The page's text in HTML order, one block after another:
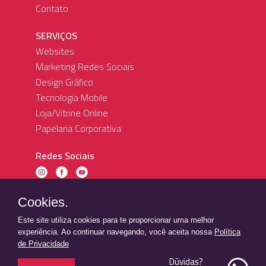
Dúvidas?
Contato
SERVIÇOS
Websites
Marketing Redes Sociais
Design Gráfico
Tecnologia Mobile
Loja/Vitrine Online
Papelaria Corporativa
Redes Sociais
contato@agenciastatus.com.br
Rua Comandante Moraes Rego -
450 - centro - Guaíra PR
Cookies.
Este site utiliza cookies para te proporcionar uma melhor
experiência. Ao continuar navegando, você aceita nossa Política
de Privacidade